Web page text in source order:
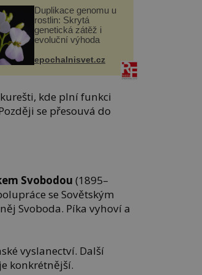
Duplikace genomu u
rostlin: Skrytá
genetická zátěž i
evoluční výhoda
epochalnisvet.cz
kde plní funkci
se přesouvá do
Svobodou (1895–
se Sovětským
Svoboda. Píka vyhoví a
vyslanectví. Další
konkrétnější.